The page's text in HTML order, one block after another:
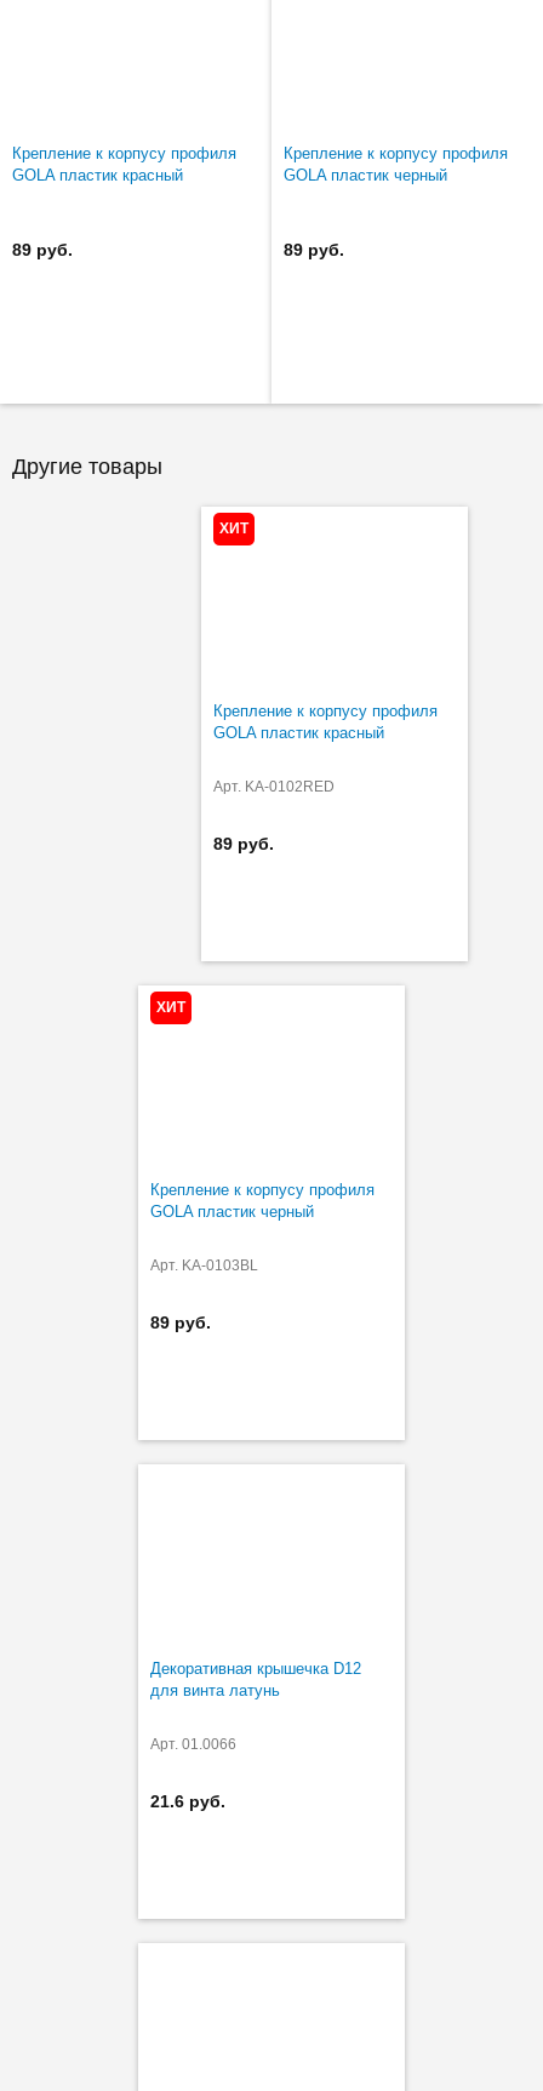
Крепление к корпусу профиля
GOLA пластик красный
89 руб.
Крепление к корпусу профиля
GOLA пластик черный
89 руб.
Другие товары
ХИТ
Крепление к корпусу профиля
GOLA пластик красный
Арт. KA-0102RED
89 руб.
ХИТ
Крепление к корпусу профиля
GOLA пластик черный
Арт. KA-0103BL
89 руб.
Декоративная крышечка D12
для винта латунь
Арт. 01.0066
21.6 руб.